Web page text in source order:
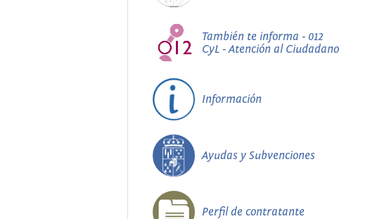
También te informa - 012
CyL - Atención al Ciudadano
Información
Ayudas y Subvenciones
Perfil de contratante